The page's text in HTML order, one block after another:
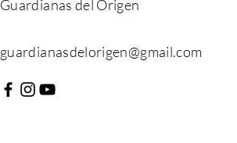
Guardianas del Origen
guardianasdelorigen@gmail.com